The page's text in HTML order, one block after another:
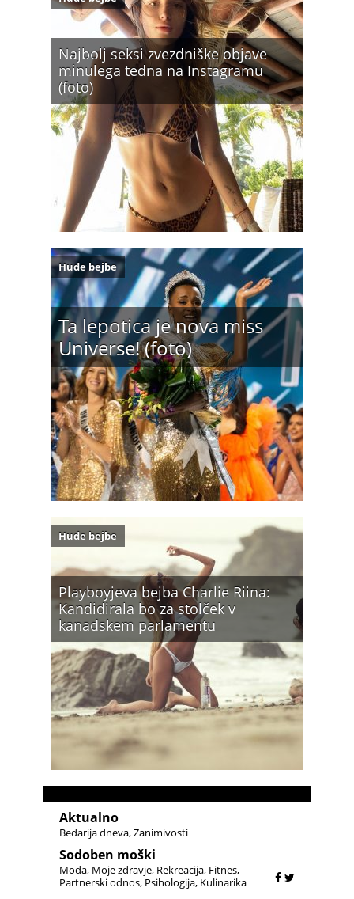
Najbolj seksi zvezdniške objave
minulega tedna na Instagramu
(foto)
Ta lepotica je nova miss
Universe! (foto)
Hude bejbe
Playboyjeva bejba Charlie Riina:
Kandidirala bo za stolček v
kanadskem parlamentu
Hude bejbe
Aktualno
Bedarija dneva Zanimivosti
Sodoben moški
Moda Moje zdravje Rekreacija Fitnes
Partnerski odnos Psihologija Kulinarika